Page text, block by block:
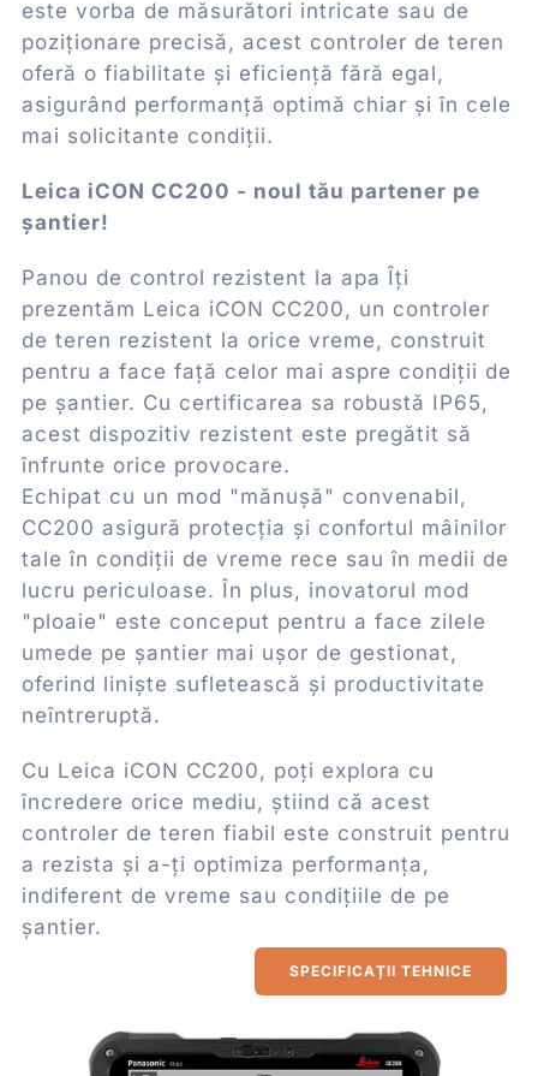
este vorba de măsurători intricate sau de
poziționare precisă, acest controler de teren
oferă o fiabilitate și eficiență fără egal,
asigurând performanță optimă chiar și în cele
mai solicitante condiții.
Leica iCON CC200 - noul tău partener pe
șantier!
Panou de control rezistent la apa Îți
prezentăm Leica iCON CC200, un controler
de teren rezistent la orice vreme, construit
pentru a face față celor mai aspre condiții de
pe șantier. Cu certificarea sa robustă IP65,
acest dispozitiv rezistent este pregătit să
înfrunte orice provocare.
Echipat cu un mod "mănușă" convenabil,
CC200 asigură protecția și confortul mâinilor
tale în condiții de vreme rece sau în medii de
lucru periculoase. În plus, inovatorul mod
"ploaie" este conceput pentru a face zilele
umede pe șantier mai ușor de gestionat,
oferind liniște sufletească și productivitate
neîntreruptă.
Cu Leica iCON CC200, poți explora cu
încredere orice mediu, știind că acest
controler de teren fiabil este construit pentru
a rezista și a-ți optimiza performanța,
indiferent de vreme sau condițiile de pe
șantier.
SPECIFICAȚII TEHNICE